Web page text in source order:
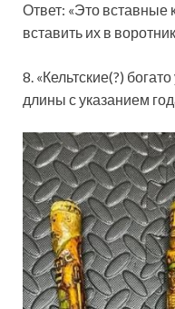
Ответ: «Это вставные
вставить их в
8. «Кельтские(?)
длины с указанием